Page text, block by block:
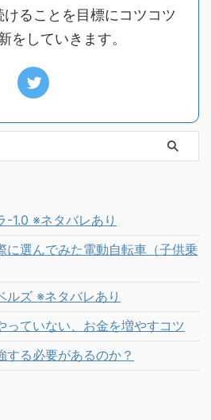
ることを目標にコツコツ
をしていきます。
-1.0 ※ネタバレあり
に選んでみた電動自転車（子供乗
ルズ ※ネタバレあり
っていない、お金を増やすコツ
する必要があるのか？